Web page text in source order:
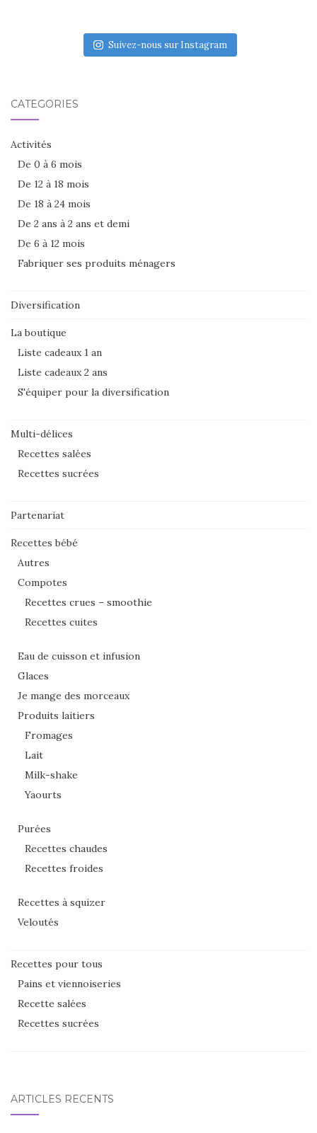
Suivez-nous sur Instagram
CATÉGORIES
Activités
De 0 à 6 mois
De 12 à 18 mois
De 18 à 24 mois
De 2 ans à 2 ans et demi
De 6 à 12 mois
Fabriquer ses produits ménagers
Diversification
La boutique
Liste cadeaux 1 an
Liste cadeaux 2 ans
S'équiper pour la diversification
Multi-délices
Recettes salées
Recettes sucrées
Partenariat
Recettes bébé
Autres
Compotes
Recettes crues – smoothie
Recettes cuites
Eau de cuisson et infusion
Glaces
Je mange des morceaux
Produits laitiers
Fromages
Lait
Milk-shake
Yaourts
Purées
Recettes chaudes
Recettes froides
Recettes à squizer
Veloutés
Recettes pour tous
Pains et viennoiseries
Recette salées
Recettes sucrées
ARTICLES RÉCENTS